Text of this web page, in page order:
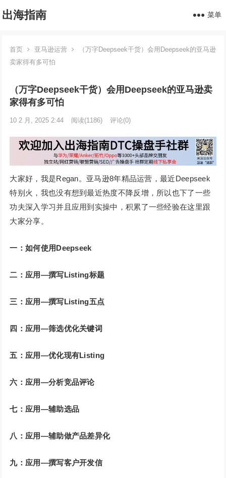
出海指南 菜单
首页 亚马逊运营
（万字Deepseek干货）会用Deepseek的亚马逊
卖家得有多可怕
（万字Deepseek干货）会用Deepseek的亚马逊卖
家得有多可怕
10 2 月, 2025 2:44 阅读(1186) 评论(0)
大家好，我是Regan。亚马逊8年精品运营，最近Deepseek
特别火，我也没有想到最近热度不降反增，所以也下了一些
功夫深入学习并且应用到实操中，积累了一些经验在这里跟
大家分享。
一：如何使用Deepseek
二：应用—撰写Listing标题
三：应用—撰写Listing五点
四：应用—筛选优化关键词
五：应用—优化现有Listing
六：应用—分析竞品评论
七：应用—辅助选品
八：应用—辅助做产品差异化
九：应用—撰写客户开发信